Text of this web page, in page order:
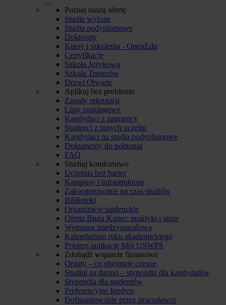
Poznaj naszą ofertę
Studia wyższe
Studia podyplomowe
Doktoraty
Kursy i szkolenia - OpenEdu
Certyfikacje
Szkoła Językowa
Szkoła Trenerów
Drzwi Otwarte
Aplikuj bez problemu
Zasady rekrutacji
Listy rankingowe
Kandydaci z zagranicy
Studenci z innych uczelni
Kandydaci na studia podyplomowe
Dokumenty do pobrania
FAQ
Studiuj komfortowo
Uczelnia bez barier
Kampusy i infrastruktura
Zakwaterowanie na czas studiów
Biblioteki
Organizacje studenckie
Oferta Biura Karier: praktyki i staże
Wymiana międzynarodowa
Kalendarium roku akademickiego
Pobierz aplikację Mój USWPS
Zdobądź wsparcie finansowe
Opłaty – co obejmuje czesne
Studiuj za darmo – stypendia dla kandydatów
Stypendia dla studentów
Preferencyjne kredyty
Dofinansowanie przez pracodawcę